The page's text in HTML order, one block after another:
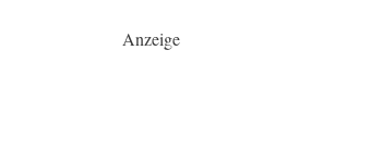
Anzeige